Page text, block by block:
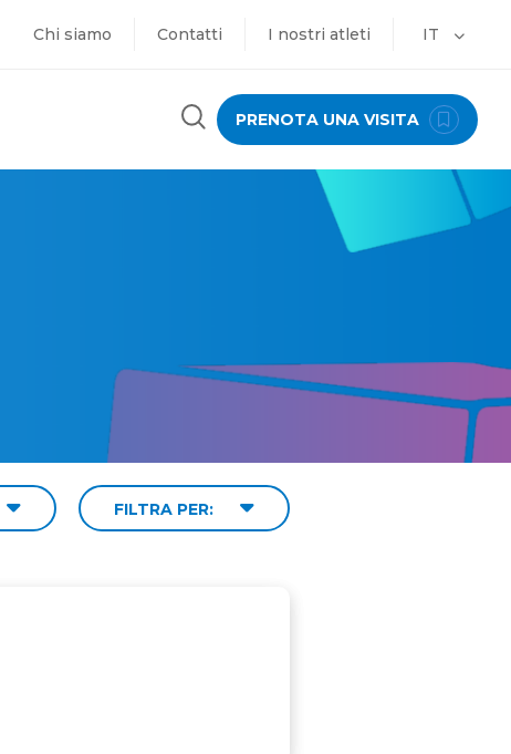
Chi siamo Contatti I nostri atleti IT
PRENOTA UNA VISITA
FILTRA PER: